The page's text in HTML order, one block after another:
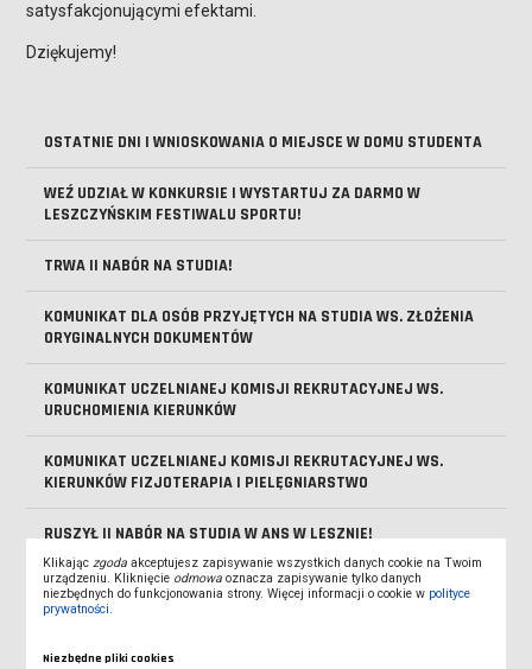
OSTATNIE DNI I WNIOSKOWANIA O MIEJSCE W DOMU STUDENTA
WEŹ UDZIAŁ W KONKURSIE I WYSTARTUJ ZA DARMO W
LESZCZYŃSKIM FESTIWALU SPORTU!
TRWA II NABÓR NA STUDIA!
KOMUNIKAT DLA OSÓB PRZYJĘTYCH NA STUDIA WS. ZŁOŻENIA
ORYGINALNYCH DOKUMENTÓW
KOMUNIKAT UCZELNIANEJ KOMISJI REKRUTACYJNEJ WS.
URUCHOMIENIA KIERUNKÓW
KOMUNIKAT UCZELNIANEJ KOMISJI REKRUTACYJNEJ WS.
KIERUNKÓW FIZJOTERAPIA I PIELĘGNIARSTWO
RUSZYŁ II NABÓR NA STUDIA W ANS W LESZNIE!
INFORMACJA DLA KANDYDATÓW DOTYCZĄCA SKIEROWANIA NA
BADANIA LEKARSKIE
SPOTKANIE ONLINE DLA KANDYDATÓW NA STUDIA
satysfakcjonującymi efektami.
Dziękujemy!
Klikając zgoda akceptujesz zapisywanie wszystkich danych cookie na Twoim
urządzeniu. Kliknięcie odmowa oznacza zapisywanie tylko danych
niezbędnych do funkcjonowania strony. Więcej informacji o cookie w polityce
prywatności
Niezbędne pliki cookies